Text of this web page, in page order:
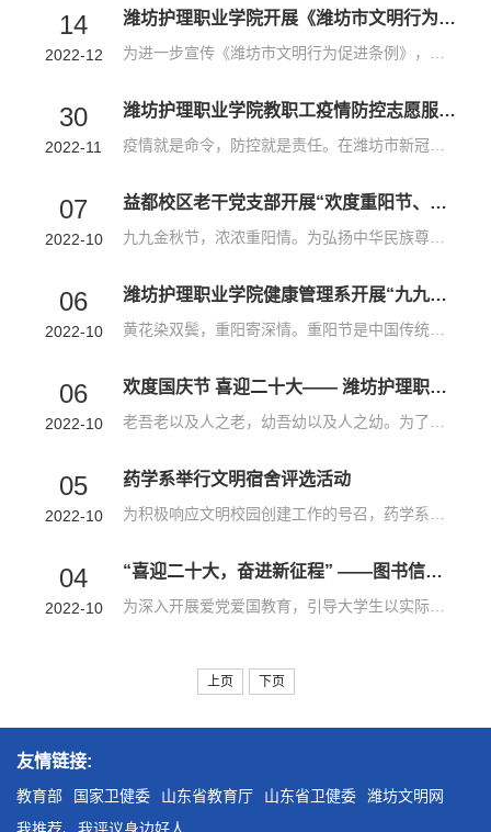
14
2022-12
潍坊护理职业学院开展《潍坊市文明行为促进条例》宣传志愿服务
30
2022-11
潍坊护理职业学院教职工疫情防控志愿服务队再出发！
07
2022-10
益都校区老干党支部开展“欢度重阳节、喜迎二十大、奋进新时代”系列活动
06
2022-10
潍坊护理职业学院健康管理系开展“九九重阳节·浓浓敬老情”活动
06
2022-10
欢度国庆节 喜迎二十大—— 潍坊护理职业学院开展为老为小志愿服务活动
05
2022-10
药学系举行文明宿舍评选活动
04
2022-10
“喜迎二十大，奋进新征程” ——图书信息中心开展红色主题阅读推广活动
上页 下页
友情链接:
教育部 国家卫健委 山东省教育厅 山东省卫健委
潍坊文明网